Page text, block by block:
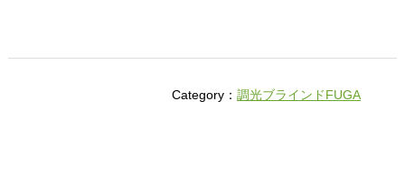
Category：調光ブラインドFUGA